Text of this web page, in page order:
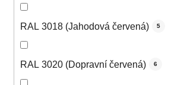
RAL 3018 (Jahodová červená) 5
RAL 3020 (Dopravní červená) 6